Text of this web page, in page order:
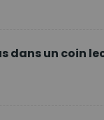
dans un coin